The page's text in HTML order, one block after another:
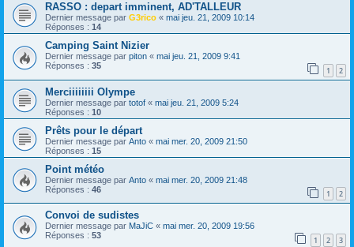
RASSO : depart imminent, AD'TALLEUR
Dernier message par G3rico « mai jeu. 21, 2009 10:14
Réponses : 14
Camping Saint Nizier
Dernier message par piton « mai jeu. 21, 2009 9:41
Réponses : 35 1 2
Merciiiiiiii Olympe
Dernier message par totof « mai jeu. 21, 2009 5:24
Réponses : 10
Prêts pour le départ
Dernier message par Anto « mai mer. 20, 2009 21:50
Réponses : 15
Point météo
Dernier message par Anto « mai mer. 20, 2009 21:48
Réponses : 46 1 2
Convoi de sudistes
Dernier message par MaJiC « mai mer. 20, 2009 19:56
Réponses : 53 1 2 3